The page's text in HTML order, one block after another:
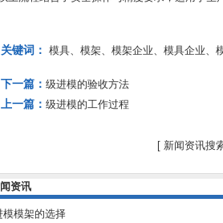
关键词： 模具、模架、模架企业、模具企业、
下一篇： 级进模的验收方法
上一篇： 级进模的工作过程
[ 新闻资讯搜
资讯
模模架的选择